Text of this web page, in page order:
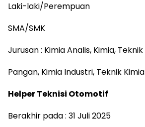
Laki-laki/Perempuan
SMA/SMK
Jurusan : Kimia Analis, Kimia, Teknik
Pangan, Kimia Industri, Teknik Kimia
Helper Teknisi Otomotif
Berakhir pada : 31 Juli 2025